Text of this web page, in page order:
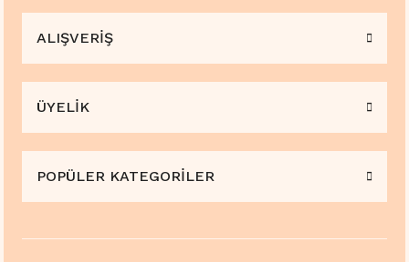
ALIŞVERİŞ
ÜYELİK
POPÜLER KATEGORİLER